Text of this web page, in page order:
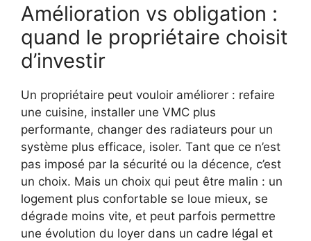
Amélioration vs obligation :
quand le propriétaire choisit
d’investir
Un propriétaire peut vouloir améliorer : refaire
une cuisine, installer une VMC plus
performante, changer des radiateurs pour un
système plus efficace, isoler. Tant que ce n’est
pas imposé par la sécurité ou la décence, c’est
un choix. Mais un choix qui peut être malin : un
logement plus confortable se loue mieux, se
dégrade moins vite, et peut parfois permettre
une évolution du loyer dans un cadre légal et